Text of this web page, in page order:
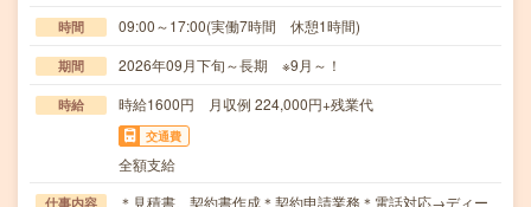
時間 09:00～17:00(実働7時間 休憩1時間)
期間 2026年09月下旬～長期 ※9月～！
時給 時給1600円 月収例 224,000円+残業代
交通費
全額支給
仕事内容
＊見積書、契約書作成＊契約申請業務＊電話対応→ディー